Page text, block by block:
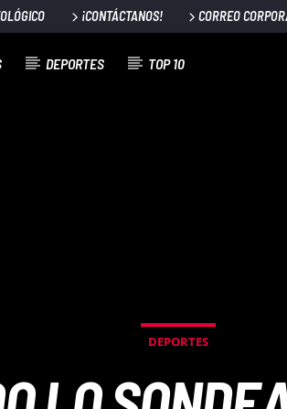
¡CONTÁCTANOS! CORREO
DEPORTES TOP 10
DEPORTES